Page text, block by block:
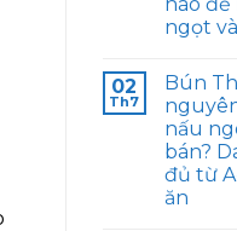
ngọt
02
Th7
Bún
nấu
bán?
đủ từ
ăn